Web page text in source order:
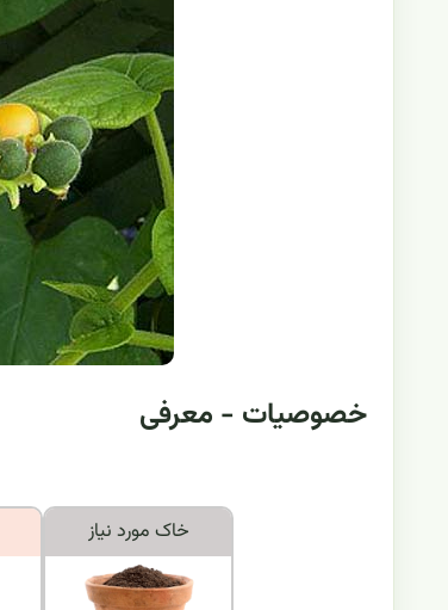
خصوصیات - معرفی
خاک مورد نياز